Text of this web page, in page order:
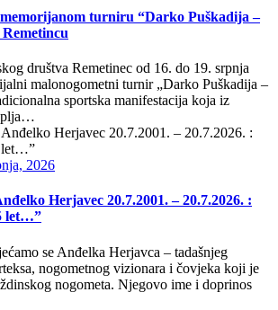
turniru “Darko Puškadija –
društva Remetinec od 16. do 19. srpnja
malonogometni turnir „Darko Puškadija –
sportska manifestacija koja iz
2026
Herjavec 20.7.2001. – 20.7.2026. :
let…”
se Anđelka Herjavca – tadašnjeg
nogometnog vizionara i čovjeka koji je
nogometa. Njegovo ime i doprinos